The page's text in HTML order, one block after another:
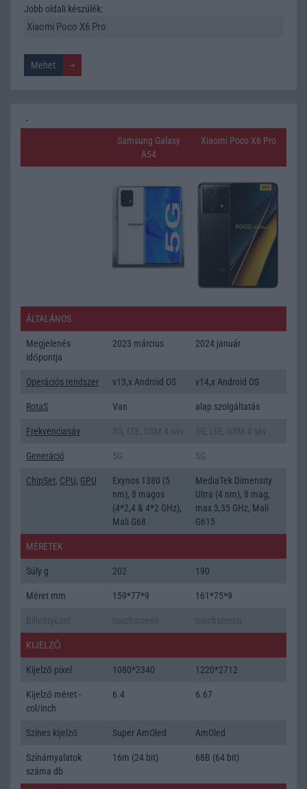
Jobb oldali készülék:
Samsung Galaxy
A54
Xiaomi Poco X6 Pro
ÁLTALÁNOS
Megjelenés
időpontja
2023 március 2024 január
Operációs rendszer v13,x Android OS v14,x Android OS
RotaS Van alap szolgáltatás
Frekvenciasáv
Generáció 5G 5G
ChipSet, CPU, GPU
Exynos 1380 (5
nm), 8 magos
(4*2,4 & 4*2 GHz),
Mali G68
MediaTek Dimensity
Ultra (4 nm), 8 mag,
max 3,35 GHz, Mali
G615
MÉRETEK
Súly g 202 190
Méret mm 159*77*9 161*75*9
KIJELZŐ
Kijelző pixel 1080*2340 1220*2712
Kijelző méret -
col/inch
6.4 6.67
Színes kijelző Super AmOled AmOled
Színárnyalatok
száma db
16m (24 bit) 68B (64 bit)